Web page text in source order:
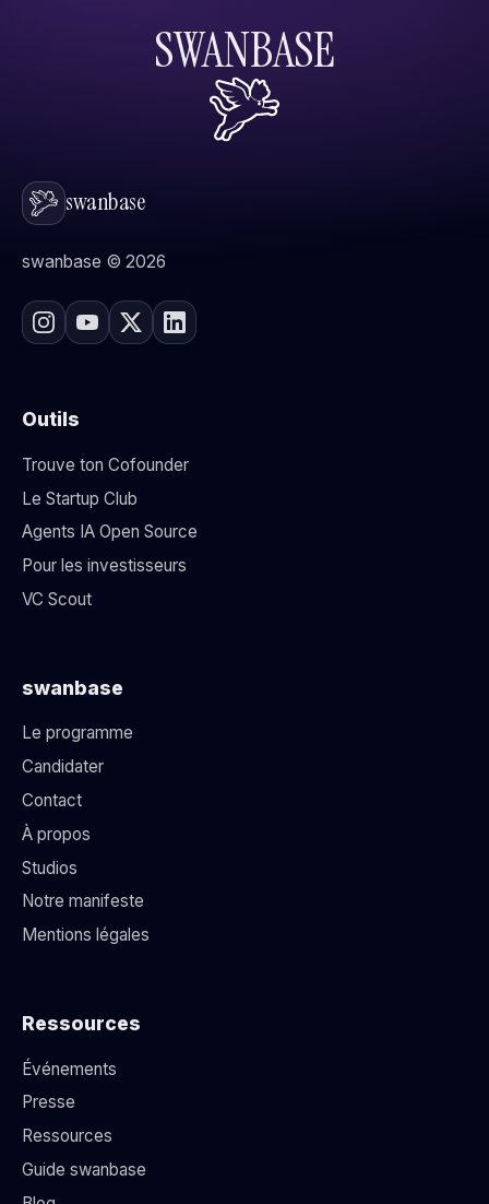
SWANBASE
swanbase
swanbase © 2026
Outils
Trouve ton Cofounder
Le Startup Club
Agents IA Open Source
Pour les investisseurs
VC Scout
swanbase
Le programme
Candidater
Contact
À propos
Studios
Notre manifeste
Mentions légales
Ressources
Événements
Presse
Ressources
Guide swanbase